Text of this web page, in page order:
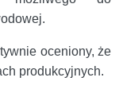
oceniony, że
produkcyjnych.